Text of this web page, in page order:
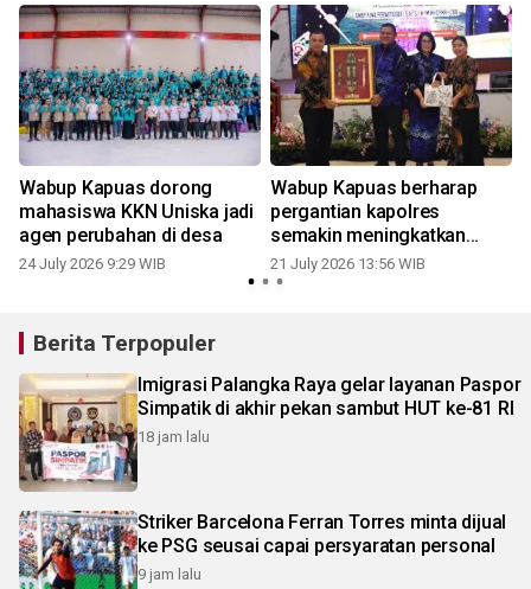
Wabup Kapuas dorong
mahasiswa KKN Uniska jadi
agen perubahan di desa
24 July 2026 9:29 WIB
Wabup Kapuas berharap
pergantian kapolres
semakin meningkatkan
sinergi menjaga kamtibmas
21 July 2026 13:56 WIB
Berita Terpopuler
Imigrasi Palangka Raya gelar layanan Paspor
Simpatik di akhir pekan sambut HUT ke-81 RI
18 jam lalu
Striker Barcelona Ferran Torres minta dijual
ke PSG seusai capai persyaratan personal
9 jam lalu